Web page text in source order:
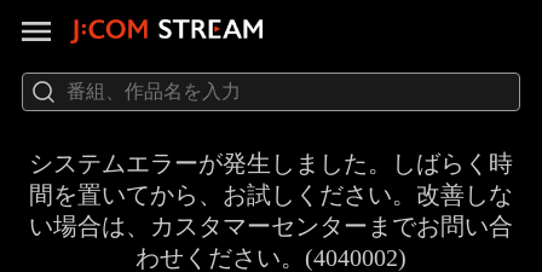
システムエラーが発生しました。しばらく時
間を置いてから、お試しください。改善しな
い場合は、カスタマーセンターまでお問い合
わせください。(4040002)